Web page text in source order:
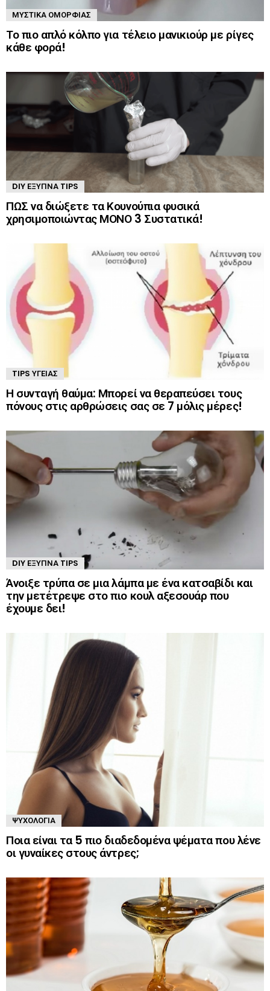
ΜΥΣΤΙΚΆ ΟΜΟΡΦΙΆΣ
Το πιο απλό κόλπο για τέλειο μανικιούρ με ρίγες
κάθε φορά!
DIY ΈΞΥΠΝΑ TIPS
ΠΩΣ να διώξετε τα Κουνούπια φυσικά
χρησιμοποιώντας ΜΟΝΟ 3 Συστατικά!
TIPS ΥΓΕΊΑΣ
Η συνταγή θαύμα: Μπορεί να θεραπεύσει τους
πόνους στις αρθρώσεις σας σε 7 μόλις μέρες!
DIY ΈΞΥΠΝΑ TIPS
Άνοιξε τρύπα σε μια λάμπα με ένα κατσαβίδι και
την μετέτρεψε στο πιο κουλ αξεσουάρ που
έχουμε δει!
ΨΥΧΟΛΟΓΊΑ
Ποια είναι τα 5 πιο διαδεδομένα ψέματα που λένε
οι γυναίκες στους άντρες;